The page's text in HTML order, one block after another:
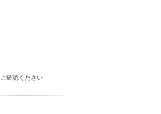
確認ください